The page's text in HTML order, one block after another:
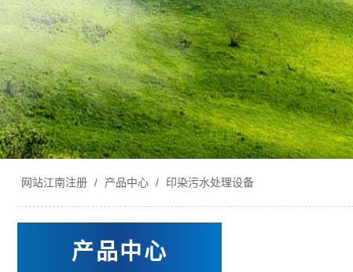
网站江南注册 / 产品中心 / 印染污水处理设备
产品中心